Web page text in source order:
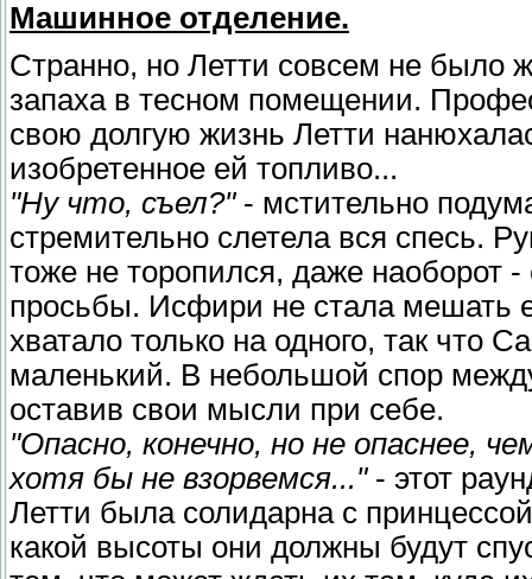
Машинное отделение.
Странно, но Летти совсем не было
запаха в тесном помещении.
свою долгую жизнь Летти
изобретенное ей топливо...
"Ну что, съел?"- мстительно
стремительно слетела вся спесь.
тоже не торопился, даже наоборот
просьбы. Исфири не стала мешать
хватало только на одного, так что
маленький. В небольшой спор
оставив свои мысли при себе.
"Опасно, конечно, но не опаснее,
хотя бы не взорвемся..."- этот
Летти была солидарна с
какой высоты они должны будут